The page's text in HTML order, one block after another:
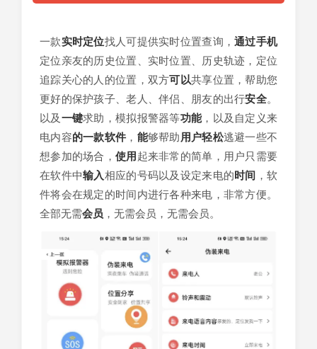
一款实时定位找人可提供实时位置查询，通过手机
定位亲友的历史位置、实时位置、历史轨迹，定位
追踪关心的人的位置，双方可以共享位置，帮助您
更好的保护孩子、老人、伴侣、朋友的出行安全。
以及 一键求助，模拟报警器等功能，以及自定义来
电内容的一款软件 ， 能够帮助 用户轻松逃避一些不
想参加的场合， 使用 起来非常的简单，用户只需要
在软件中输入相应的号码以及设定来电的时间 ，软
件将会在规定的时间内进行各种来电，非常方便。
全部无需会员 ，无需会员，无需会员。